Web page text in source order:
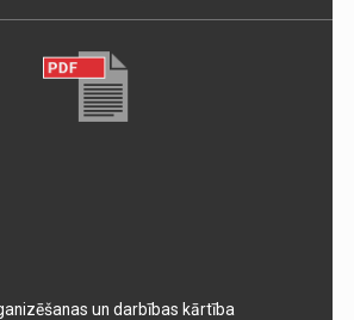
un darbības kārtība